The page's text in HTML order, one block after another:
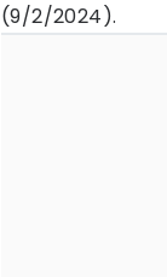
(9/2/2024).